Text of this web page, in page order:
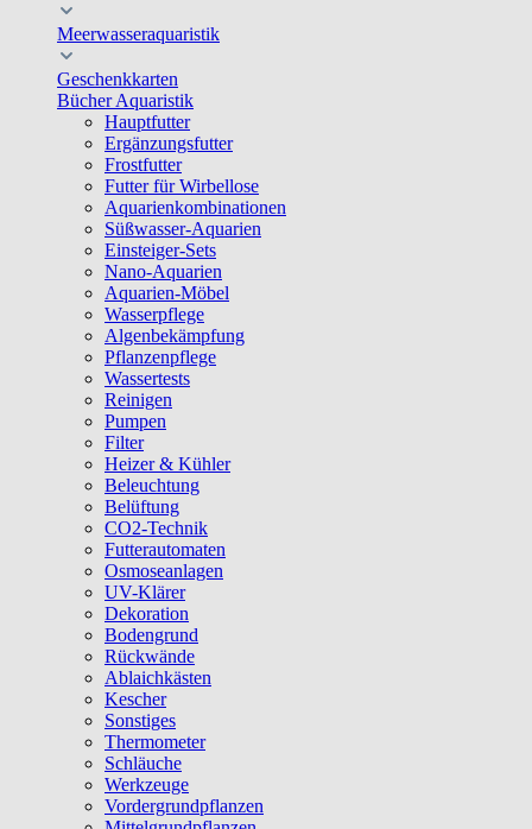
Meerwasseraquaristik
Geschenkkarten
Bücher Aquaristik
Hauptfutter
Ergänzungsfutter
Frostfutter
Futter für Wirbellose
Aquarienkombinationen
Süßwasser-Aquarien
Einsteiger-Sets
Nano-Aquarien
Aquarien-Möbel
Wasserpflege
Algenbekämpfung
Pflanzenpflege
Wassertests
Reinigen
Pumpen
Filter
Heizer & Kühler
Beleuchtung
Belüftung
CO2-Technik
Futterautomaten
Osmoseanlagen
UV-Klärer
Dekoration
Bodengrund
Rückwände
Ablaichkästen
Kescher
Sonstiges
Thermometer
Schläuche
Werkzeuge
Vordergrundpflanzen